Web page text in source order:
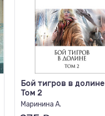
Бой тигров в долине
Том 2
Маринина А.